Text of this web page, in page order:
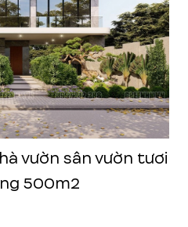
vườn sân vườn tươi
500m2